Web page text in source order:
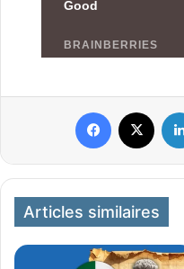
Articles similaires